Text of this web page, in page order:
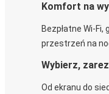
Komfort na
Bezpłatne Wi-
przestrzeń na
Wybierz,
Od ekranu do